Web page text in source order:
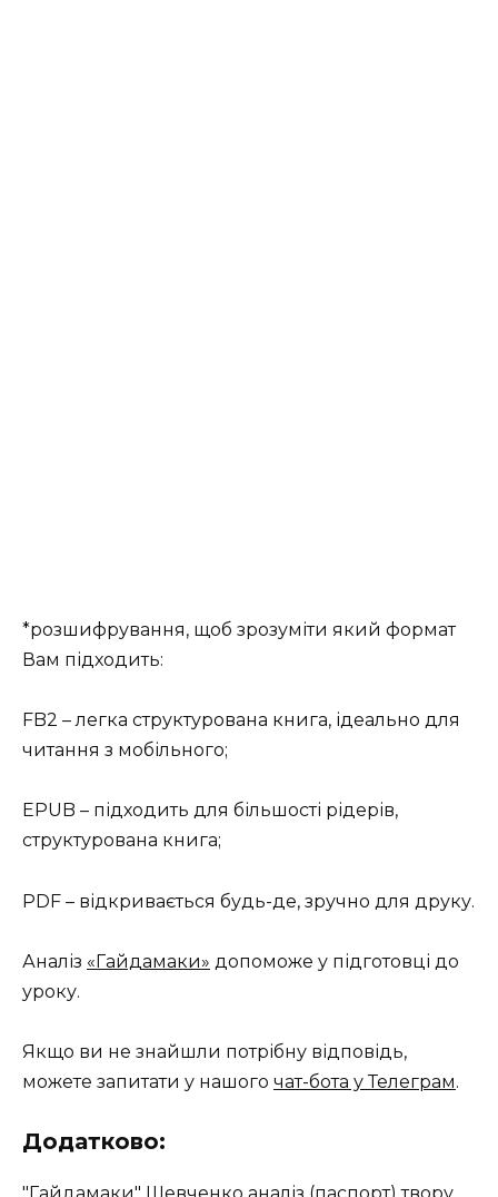
*розшифрування, щоб зрозуміти який формат
Вам підходить:
FB2 – легка структурована книга, ідеально для
читання з мобільного;
EPUB – підходить для більшості рідерів,
структурована книга;
PDF – відкривається будь-де, зручно для друку.
Аналіз «Гайдамаки» допоможе у підготовці до
уроку.
Якщо ви не знайшли потрібну відповідь,
можете запитати у нашого чат-бота у Телеграм.
Додатково: